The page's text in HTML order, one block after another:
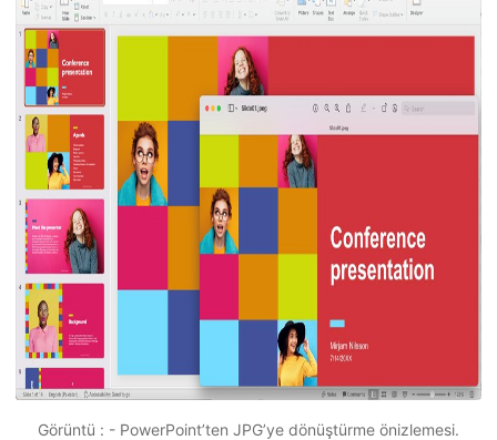
Görüntü : - PowerPoint’ten JPG’ye dönüştürme önizlemesi.